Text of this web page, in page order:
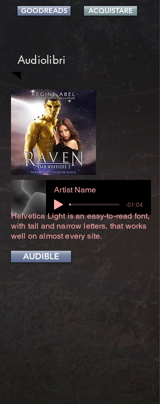
GOODREADS ACQUISTARE
Audiolibri
Artist Name
-01:04
Helvetica Light is an easy-to-read font,
with tall and narrow letters, that works
well on almost every site.
AUDIBLE